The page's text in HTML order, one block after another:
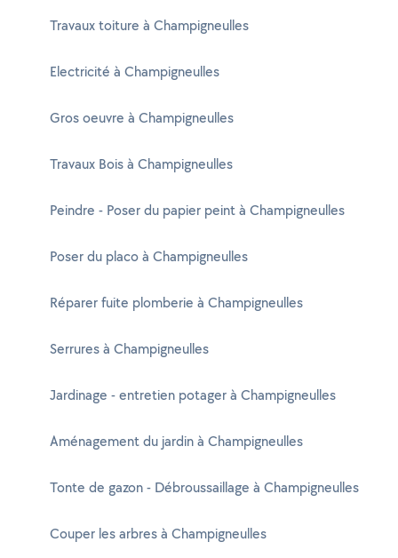
Travaux toiture à Champigneulles
Electricité à Champigneulles
Gros oeuvre à Champigneulles
Travaux Bois à Champigneulles
Peindre - Poser du papier peint à Champigneulles
Poser du placo à Champigneulles
Réparer fuite plomberie à Champigneulles
Serrures à Champigneulles
Jardinage - entretien potager à Champigneulles
Aménagement du jardin à Champigneulles
Tonte de gazon - Débroussaillage à Champigneulles
Couper les arbres à Champigneulles